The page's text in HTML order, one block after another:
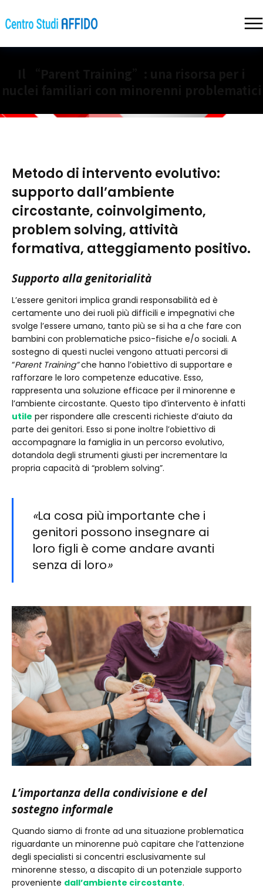
Metodo di intervento evolutivo:
supporto dall’ambiente
circostante, coinvolgimento,
problem solving, attività
formativa, atteggiamento positivo.
Supporto alla genitorialità
L’essere genitori implica grandi responsabilità ed è
certamente uno dei ruoli più difficili e impegnativi che
svolge l’essere umano, tanto più se si ha a che fare con
bambini con problematiche psico-fisiche e/o sociali. A
sostegno di questi nuclei vengono attuati percorsi di
“Parent Training”che hanno l’obiettivo di supportare e
rafforzare le loro competenze educative. Esso,
rappresenta una soluzione efficace per il minorenne e
l’ambiente circostante. Questo tipo d’intervento è infatti
utile per rispondere alle crescenti richieste d’aiuto da
parte dei genitori. Esso si pone inoltre l’obiettivo di
accompagnare la famiglia in un percorso evolutivo,
dotandola degli strumenti giusti per incrementare la
propria capacità di “problem solving”.
«La cosa più importante che i
genitori possono insegnare ai
loro figli è come andare avanti
senza di loro»
L’importanza della condivisione e del
sostegno informale
Quando siamo di fronte ad una situazione problematica
riguardante un minorenne può capitare che l’attenzione
degli specialisti si concentri esclusivamente sul
minorenne stesso, a discapito di un potenziale supporto
proveniente dall’ambiente circostante.